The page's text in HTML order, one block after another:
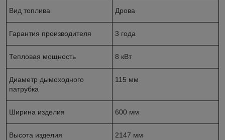
Вид топлива Дрова
Гарантия производителя 3 года
Тепловая мощность 8 кВт
Диаметр дымоходного
патрубка
115 мм
Ширина изделия 600 мм
Высота изделия 2147 мм